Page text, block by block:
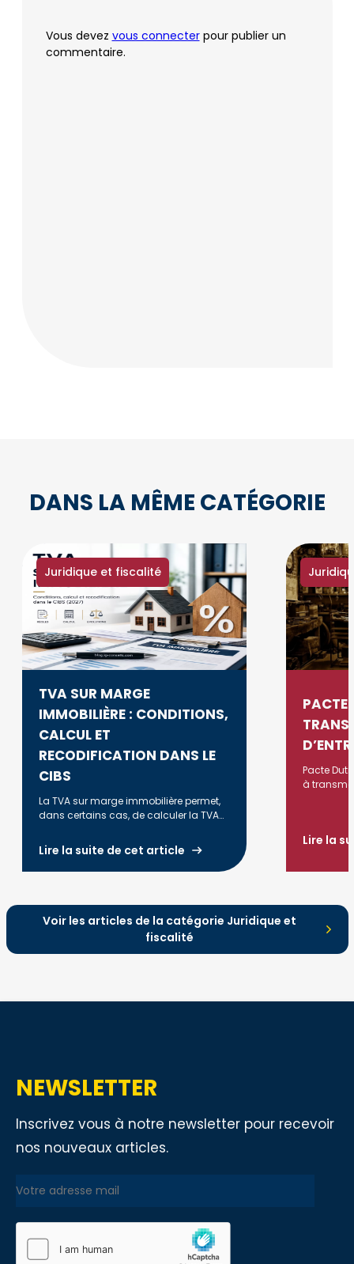
Vous devez vous connecterpour publier un
commentaire.
DANS LA MÊME CATÉGORIE
Juridique et fiscalité
TVA SUR MARGE
IMMOBILIÈRE : CONDITIONS,
CALCUL ET
RECODIFICATION DANS LE
CIBS
La TVA sur marge immobilière permet,
dans certains cas, de calculer la TVA
de la revente d'un bien. Découvrez les
conditions d'application, la méthode
de calcul, les principales règles fiscales
du 1er janvier 2027.
Lire la suite de cet article
PACTE
Pacte
à
Lire la
Voir les articles de la catégorie Juridique et
fiscalité
NEWSLETTER
Inscrivez vous à notre newsletter pour recevoir
nos nouveaux articles.